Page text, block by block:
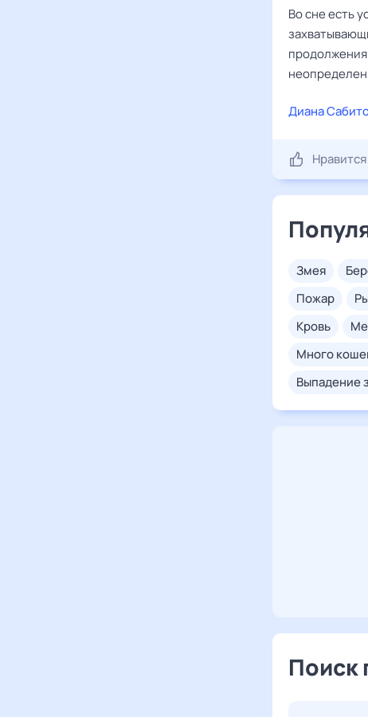
Во сне есть
продолжения
Диана
Нравится
змея
пожар
кровь
много
выпадение
Поиск